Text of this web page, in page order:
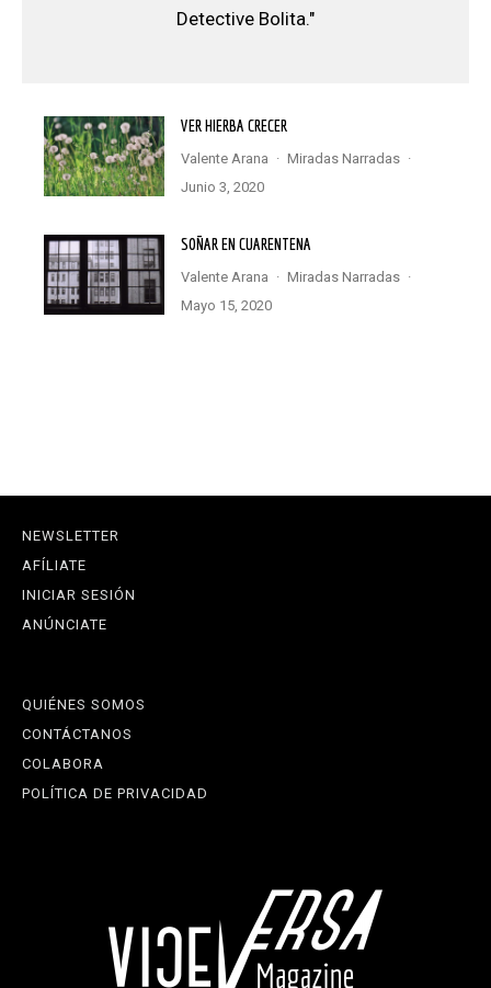
Detective Bolita."
VER HIERBA CRECER
Valente Arana · Miradas Narradas ·
junio 3, 2020
SOÑAR EN CUARENTENA
Valente Arana · Miradas Narradas ·
mayo 15, 2020
NEWSLETTER
AFÍLIATE
INICIAR SESIÓN
ANÚNCIATE
QUIÉNES SOMOS
CONTÁCTANOS
COLABORA
POLÍTICA DE PRIVACIDAD